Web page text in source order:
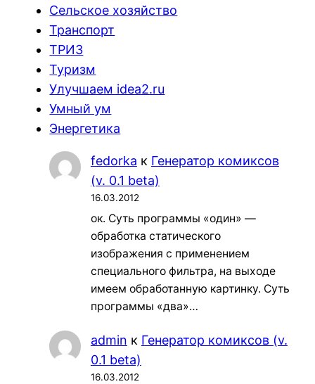
Сельское хозяйство
Транспорт
ТРИЗ
Туризм
Улучшаем idea2.ru
Умный ум
Энергетика
fedorka к Генератор комиксов
(v. 0.1 beta)
16.03.2012
ок. Суть программы «один» —
обработка статического
изображения с применением
специального фильтра, на выходе
имеем обработанную картинку. Суть
программы «два»…
admin к Генератор комиксов (v.
0.1 beta)
16.03.2012